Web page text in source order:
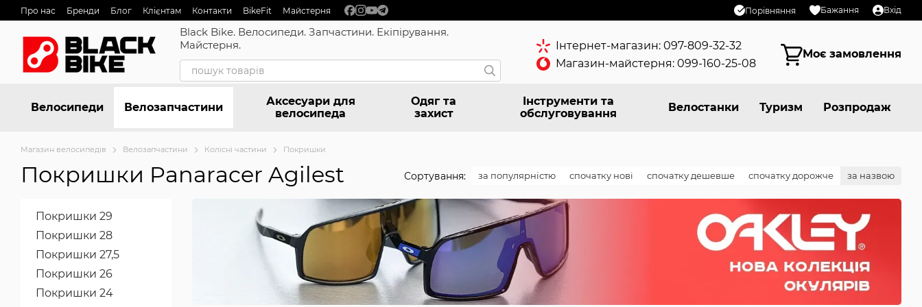
Перейти до основного контенту
Про нас Бренди Блог Клієнтам Контакти BikeFit Майстерня Порівняння Бажання Вхід
Black Bike. Велосипеди. Запчастини. Екіпірування.
Майстерня.
Інтернет-магазин: 097-809-32-32
Магазин-майстерня: 099-160-25-08
Моє замовлення
Велосипеди Велозапчастини
Аксесуари для
велосипеда
Одяг та
захист
Інструменти та
обслуговування
Велостанки Туризм Розпродаж
Магазин велосипедів Велозапчастини Колісні частини Покришки
Покришки Panaracer Agilest Сортування: за популярністю спочатку нові спочатку дешевше спочатку дорожче за назвою
Покришки 29
Покришки 28
Покришки 27,5
Покришки 26
Покришки 24